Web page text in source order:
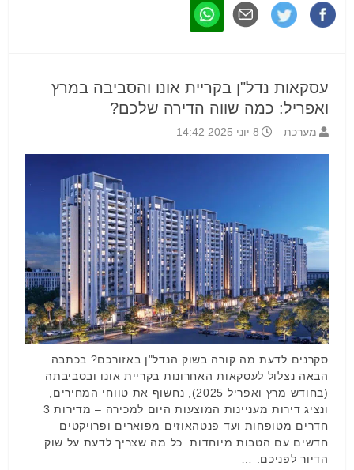
עסקאות נדל"ן בקריית אונו והסביבה במרץ
ואפריל: כמה שווה הדירה שלכם?
מערכת 8 יוני 2025 14:42
סקרנים לדעת מה קורה בשוק הנדל"ן באזורכם? בכתבה
הבאה נצלול לעסקאות האחרונות בקריית אונו ובסביבתה
(בחודש מרץ ואפריל 2025), נחשוף את טווחי המחירים,
ונציג דירות מעניינות המוצעות היום למכירה – מדירות 3
חדרים מטופחות ועד פנטהאוזים מפוארים ופרויקטים
חדשים עם הטבות מיוחדות. כל מה שצריך לדעת על שוק
הדיור לפניכם. …